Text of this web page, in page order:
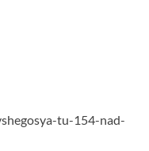
tu-154-nad-